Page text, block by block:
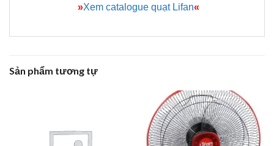
»Xem catalogue quạt Lifan«
Sản phẩm tương tự